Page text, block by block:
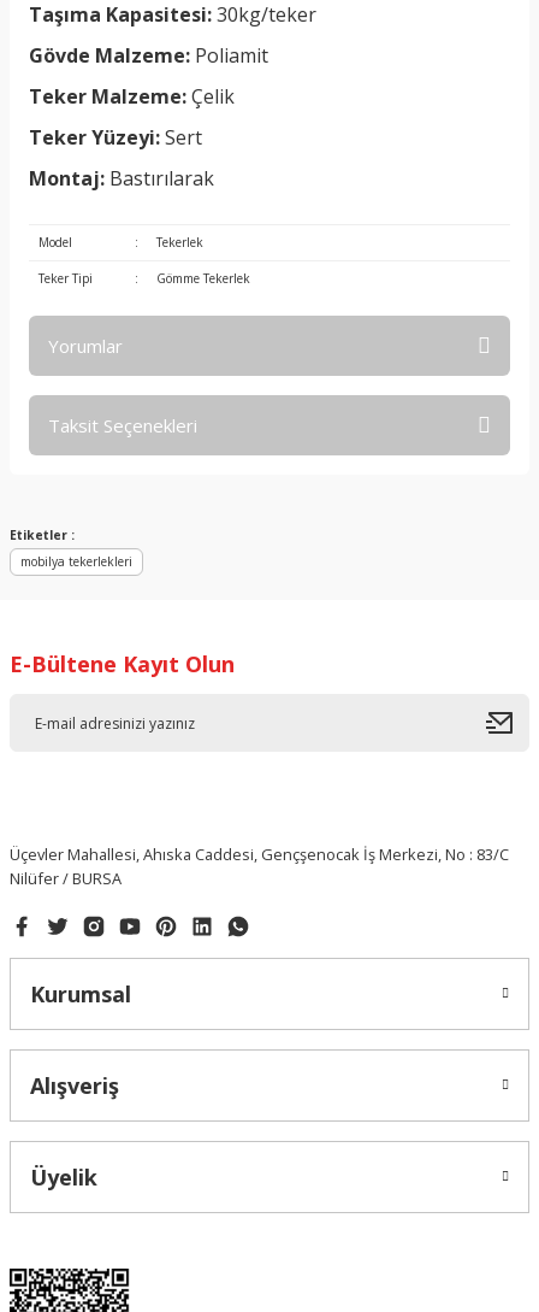
Taşıma Kapasitesi:30kg/teker
Gövde Malzeme: Poliamit
Teker Malzeme:Çelik
Teker Yüzeyi:Sert
Montaj: Bastırılarak
Model : Tekerlek
Teker Tipi : Gömme Tekerlek
Yorumlar
Ürün gayet güzel. Metal olması sağlamlığını gösteriyor. Kullanım alanına göre
kolaylık sağlıyor.
Yorum Yaz
Taksit Seçenekleri
Etiketler :
mobilya tekerlekleri
E-Bültene Kayıt Olun
Üçevler Mahallesi, Ahıska Caddesi, Gençşenocak İş Merkezi, No : 83/C
Nilüfer / BURSA
Kurumsal
Alışveriş
Üyelik